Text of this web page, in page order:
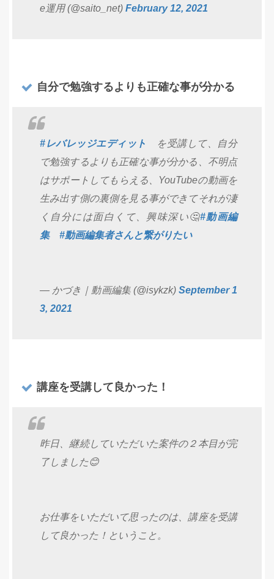
e運用 (@saito_net) February 12, 2021
自分で勉強するよりも正確な事が分かる
#レバレッジエディット
を受講して、自分
で勉強するよりも正確な事が分かる、不明点
はサポートしてもらえる、YouTubeの動画を
生み出す側の裏側を見る事ができてそれが凄
く自分には面白くて、興味深い🤔#動画編
集
#動画編集者さんと繋がりたい
— かづき｜動画編集 (@isykzk) September 1
3, 2021
講座を受講して良かった！
昨日、継続していただいた案件の２本目が完
了しました😊
お仕事をいただいて思ったのは、講座を受講
して良かった！ということ。